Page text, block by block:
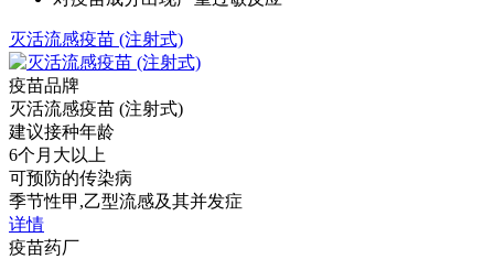
灭活流感疫苗 (注射式)
疫苗品牌
灭活流感疫苗 (注射式)
建议接种年龄
6个月大以上
可预防的传染病
季节性甲,乙型流感及其并发症
详情
疫苗药厂